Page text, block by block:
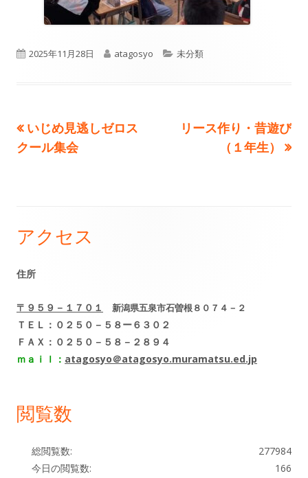
公
2025年11月28日
作
atagosyo
カ
リ
未分類
投
稿
ゲ
ー
シ
ョ
ン
前
の
いじめ見逃しゼロス
クール集会
次
リース作り・昔遊び
（１年生）
メ
イ
サ
イ
バ
ー
アクセス
住所
〒９５９－１７０１ 新潟県五泉市石曽根８０７４－２
ＴＥＬ：０２５０－５８ー６３０２
ＦＡＸ：０２５０－５８－２８９４
ｍａｉｌ： atagosyo＠atagosyo.muramatsu.ed.jp
閲覧数
277984
総閲覧数:
166
今日の閲覧数: